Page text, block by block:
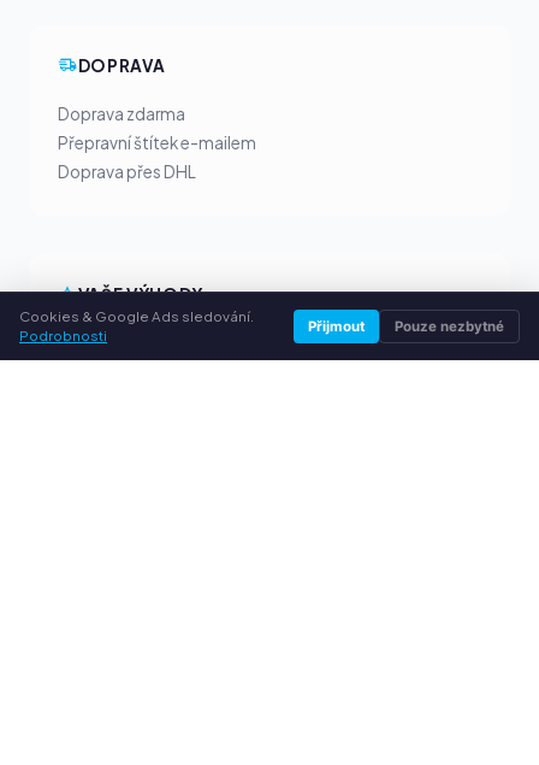
DOPRAVA
Doprava zdarma
Přepravní štítek e-mailem
Doprava přes DHL
VAŠE VÝHODY
Všechny běžné značky
Cookies & Google Ads sledování.
Podrobnosti
Přijmout Pouze nezbytné